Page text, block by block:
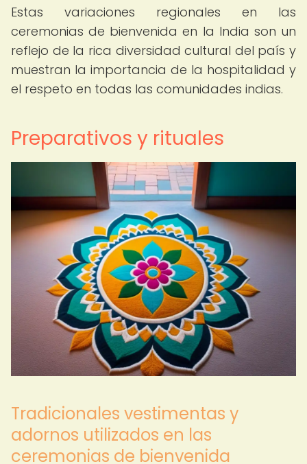
Estas variaciones regionales en las
ceremonias de bienvenida en la India son un
reflejo de la rica diversidad cultural del país y
muestran la importancia de la hospitalidad y
el respeto en todas las comunidades indias.
Preparativos y rituales
Tradicionales vestimentas y
adornos utilizados en las
ceremonias de bienvenida